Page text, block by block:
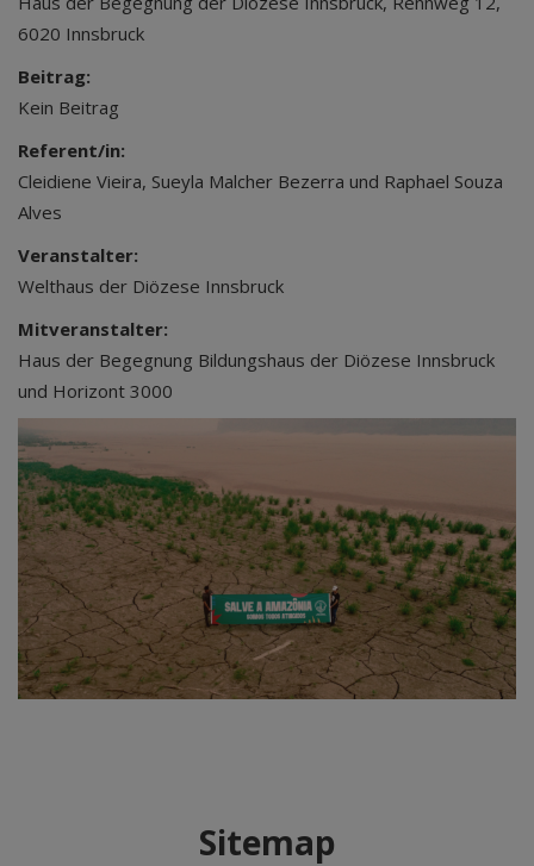
6020 Innsbruck
Beitrag:
Kein Beitrag
Referent/in:
Cleidiene Vieira, Sueyla Malcher Bezerra und Raphael Souza
Alves
Veranstalter:
Welthaus der Diözese Innsbruck
Mitveranstalter:
Haus der Begegnung Bildungshaus der Diözese Innsbruck
und Horizont 3000
Sitemap